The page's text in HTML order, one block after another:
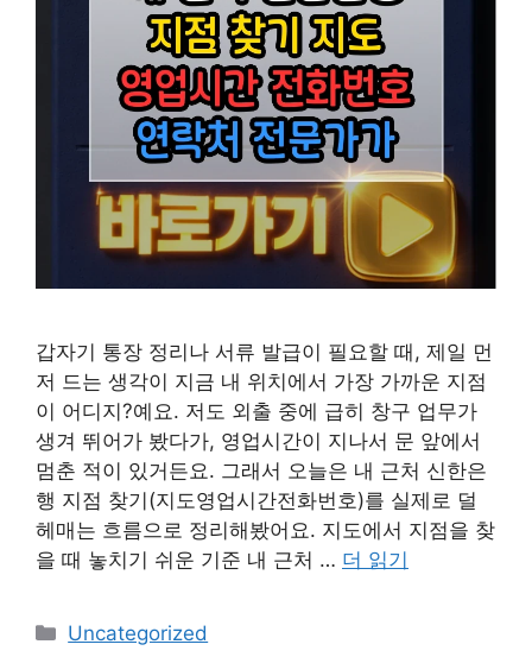
갑자기 통장 정리나 서류 발급이 필요할 때, 제일 먼
저 드는 생각이 지금 내 위치에서 가장 가까운 지점
이 어디지?예요. 저도 외출 중에 급히 창구 업무가
생겨 뛰어가 봤다가, 영업시간이 지나서 문 앞에서
멈춘 적이 있거든요. 그래서 오늘은 내 근처 신한은
행 지점 찾기(지도영업시간전화번호)를 실제로 덜
헤매는 흐름으로 정리해봤어요. 지도에서 지점을 찾
을 때 놓치기 쉬운 기준 내 근처 … 더 읽기
카
Uncategorized